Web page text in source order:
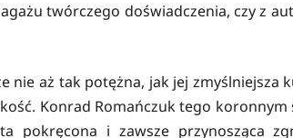
twórczego doświadczenia, czy z
nie aż tak potężna, jak jej zmyślniejsza
Konrad Romańczuk tego
pokręcona i zawsze przynosząca